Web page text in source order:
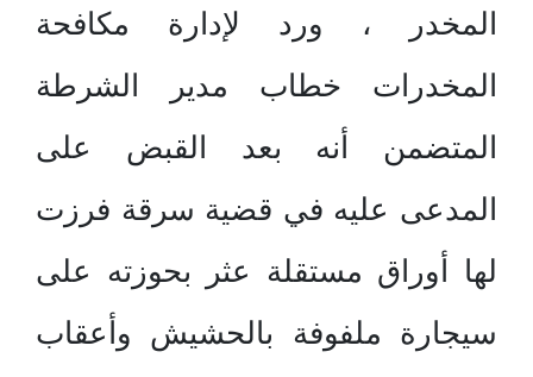
المخدر ، ورد لإدارة مكافحة
المخدرات خطاب مدير الشرطة
المتضمن أنه بعد القبض على
المدعى عليه في قضية سرقة فرزت
لها أوراق مستقلة عثر بحوزته على
سيجارة ملفوفة بالحشيش وأعقاب